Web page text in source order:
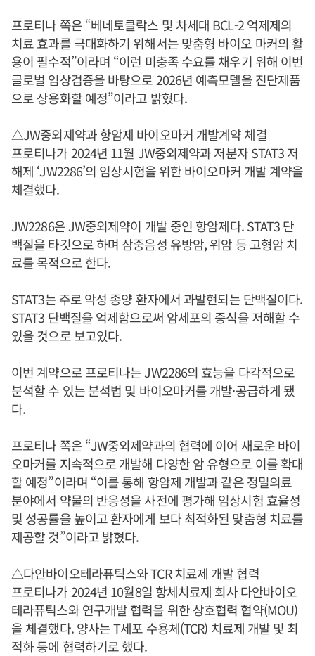
프로티나 쪽은 “베네토클락스 및 차세대 BCL-2 억제제의
치료 효과를 극대화하기 위해서는 맞춤형 바이오 마커의 활
용이 필수적”이라며 “이런 미충족 수요를 채우기 위해 이번
글로벌 임상검증을 바탕으로 2026년 예측모델을 진단제품
으로 상용화할 예정”이라고 밝혔다.
△JW중외제약과 항암제 바이오마커 개발계약 체결
프로티나가 2024년 11월 JW중외제약과 저분자 STAT3 저
해제 ‘JW2286’의 임상시험을 위한 바이오마커 개발 계약을
체결했다.
JW2286은 JW중외제약이 개발 중인 항암제다. STAT3 단
백질을 타깃으로 하며 삼중음성 유방암, 위암 등 고형암 치
료를 목적으로 한다.
STAT3는 주로 악성 종양 환자에서 과발현되는 단백질이다.
STAT3 단백질을 억제함으로써 암세포의 증식을 저해할 수
있을 것으로 보고있다.
이번 계약으로 프로티나는 JW2286의 효능을 다각적으로
분석할 수 있는 분석법 및 바이오마커를 개발·공급하게 됐
다.
프로티나 쪽은 “JW중외제약과의 협력에 이어 새로운 바이
오마커를 지속적으로 개발해 다양한 암 유형으로 이를 확대
할 예정”이라며 “이를 통해 항암제 개발과 같은 정밀의료
분야에서 약물의 반응성을 사전에 평가해 임상시험 효율성
및 성공률을 높이고 환자에게 보다 최적화된 맞춤형 치료를
제공할 것”이라고 밝혔다.
△다안바이오테라퓨틱스와 TCR 치료제 개발 협력
프로티나가 2024년 10월8일 항체치료제 회사 다안바이오
테라퓨틱스와 연구개발 협력을 위한 상호협력 협약(MOU)
을 체결했다. 양사는 T세포 수용체(TCR) 치료제 개발 및 최
적화 등에 협력하기로 했다.